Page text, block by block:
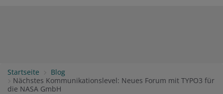
Startseite
Blog
Nächstes Kommunikationslevel: Neues Forum mit TYPO3 für
die NASA GmbH